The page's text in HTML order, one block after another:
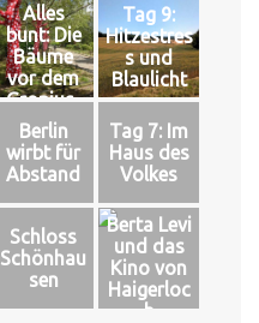
Alles
bunt: Die
Bäume
vor dem
Gropius-
Bau
Tag 9:
Hitzestres
s und
Blaulicht
Berlin
wirbt für
Abstand
Tag 7: Im
Haus des
Volkes
Schloss
Schönhau
sen
Berta Levi
und das
Kino von
Haigerloc
h